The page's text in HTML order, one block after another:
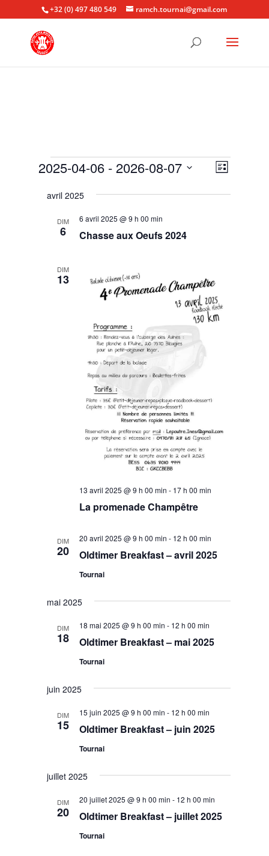
+32 (0) 497 480 549 ramch.tournai@gmail.com
Évènements de
vues
Liste
2025-04-06 - 2026-08-07
une
avril 2025
DIM
6 Chasse aux Oeufs 2024
6 avril 2025 @ 9 h 00 min
DIM
13
La promenade Champêtre
13 avril 2025 @ 9 h 00 min - 17 h 00 min
DIM
20 Oldtimer Breakfast – avril 2025
20 avril 2025 @ 9 h 00 min - 12 h 00 min
Tournai
mai 2025
DIM
18 Oldtimer Breakfast – mai 2025
18 mai 2025 @ 9 h 00 min - 12 h 00 min
Tournai
juin 2025
DIM
15 Oldtimer Breakfast – juin 2025
15 juin 2025 @ 9 h 00 min - 12 h 00 min
Tournai
juillet 2025
DIM
20 Oldtimer Breakfast – juillet 2025
20 juillet 2025 @ 9 h 00 min - 12 h 00 min
Tournai